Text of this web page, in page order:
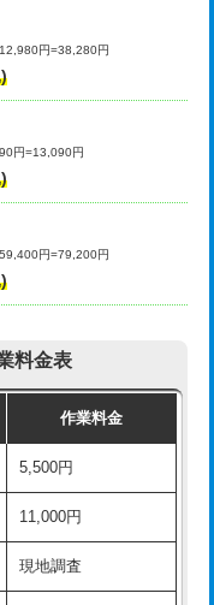
55,000円
27,500円
38,500円
38,500円
現場見積
16,500円+材料費
11,000円+材料費
13,200円
16,500円
16,500円
16,500円
円=38,280円
円=13,090円
円=79,200円
料金表
作業料金
5,500円
11,000円
現地調査